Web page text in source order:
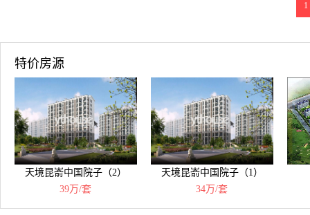
1
特价房源
天境昆嵛中国院子（2）
39万/套
天境昆嵛中国院子（1）
34万/套